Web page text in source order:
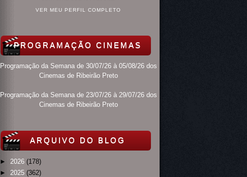
VER MEU PERFIL COMPLETO
PROGRAMAÇÃO CINEMAS
Programação da Semana de 30/07/26 à 05/08/26 dos
Cinemas de Ribeirão Preto
Programação da Semana de 23/07/26 à 29/07/26 dos
Cinemas de Ribeirão Preto
ARQUIVO DO BLOG
► 2026 (178)
► 2025 (362)